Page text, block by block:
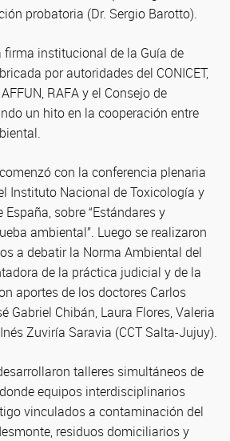
probatoria (Dr. Sergio Barotto).
institucional de la Guía de
por autoridades del CONICET,
RAFA y el Consejo de
un hito en la cooperación entre
con la conferencia plenaria
Instituto Nacional de Toxicología y
España, sobre “Estándares y
ambiental”. Luego se realizaron
a debatir la Norma Ambiental del
de la práctica judicial y de la
aportes de los doctores Carlos
Gabriel Chibán, Laura Flores, Valeria
Zuviría Saravia (CCT Salta-Jujuy).
talleres simultáneos de
equipos interdisciplinarios
vinculados a contaminación del
residuos domiciliarios y